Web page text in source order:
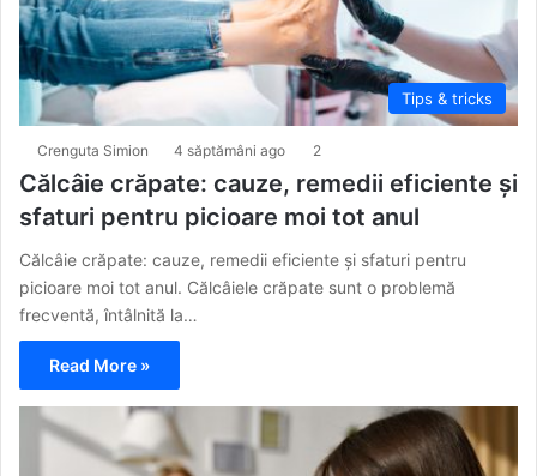
Tips & tricks
Crenguta Simion 4 săptămâni ago 2
Călcâie crăpate: cauze, remedii eficiente și
sfaturi pentru picioare moi tot anul
Călcâie crăpate: cauze, remedii eficiente și sfaturi pentru
picioare moi tot anul. Călcâiele crăpate sunt o problemă
frecventă, întâlnită la…
Read More »